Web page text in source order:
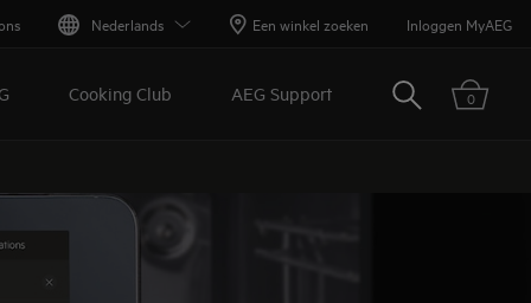
Nederlands Een winkel zoeken Inloggen MyAEG
Cooking Club AEG Support Zoeken 0